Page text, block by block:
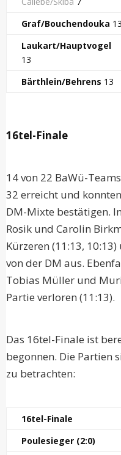
Graf/Bouchendouka 13
Laukart/Hauptvogel
13
Bärthlein/Behrens 13
16tel-Finale
14 von 22 BaWü-
32 erreicht und
DM-Mixte bestätigen.
Rosik und Carolin
Kürzeren (11:13,
von der DM aus.
Tobias Müller und
Partie verloren (11:13).
Das 16tel-Finale ist
begonnen. Die Partien
zu betrachten:
16tel-Finale
Poulesieger (2:0)